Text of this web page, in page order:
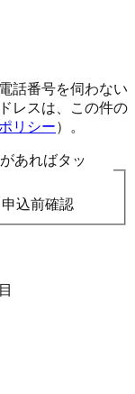
話番号を伺わない
レスは、この件の
リシー）。
あればタッ
申込前確認